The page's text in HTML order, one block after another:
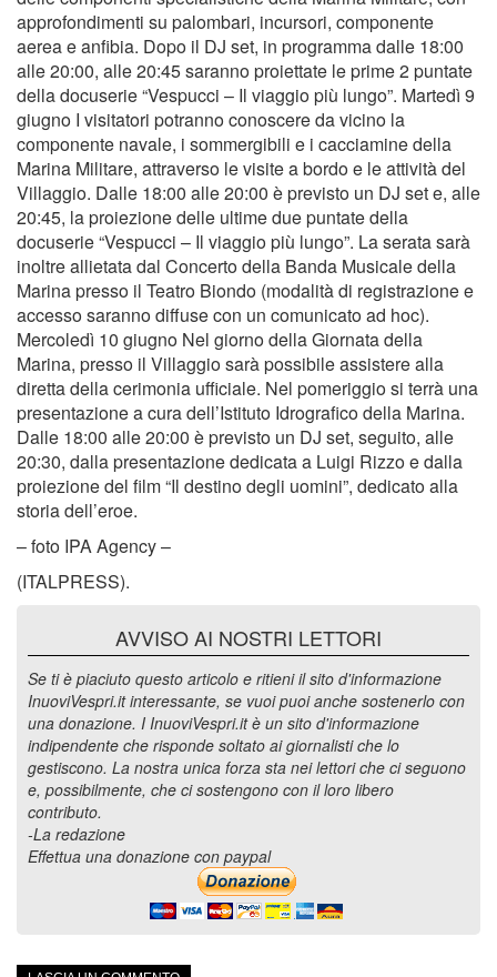
approfondimenti su palombari, incursori, componente
aerea e anfibia. Dopo il DJ set, in programma dalle 18:00
alle 20:00, alle 20:45 saranno proiettate le prime 2 puntate
della docuserie “Vespucci – Il viaggio più lungo”. Martedì 9
giugno I visitatori potranno conoscere da vicino la
componente navale, i sommergibili e i cacciamine della
Marina Militare, attraverso le visite a bordo e le attività del
Villaggio. Dalle 18:00 alle 20:00 è previsto un DJ set e, alle
20:45, la proiezione delle ultime due puntate della
docuserie “Vespucci – Il viaggio più lungo”. La serata sarà
inoltre allietata dal Concerto della Banda Musicale della
Marina presso il Teatro Biondo (modalità di registrazione e
accesso saranno diffuse con un comunicato ad hoc).
Mercoledì 10 giugno Nel giorno della Giornata della
Marina, presso il Villaggio sarà possibile assistere alla
diretta della cerimonia ufficiale. Nel pomeriggio si terrà una
presentazione a cura dell’Istituto Idrografico della Marina.
Dalle 18:00 alle 20:00 è previsto un DJ set, seguito, alle
20:30, dalla presentazione dedicata a Luigi Rizzo e dalla
proiezione del film “Il destino degli uomini”, dedicato alla
storia dell’eroe.
– foto IPA Agency –
(ITALPRESS).
AVVISO AI NOSTRI LETTORI
Se ti è piaciuto questo articolo e ritieni il sito d'informazione
InuoviVespri.it interessante, se vuoi puoi anche sostenerlo con
una donazione. I InuoviVespri.it è un sito d'informazione
indipendente che risponde soltato ai giornalisti che lo
gestiscono. La nostra unica forza sta nei lettori che ci seguono
e, possibilmente, che ci sostengono con il loro libero
contributo.
-La redazione
Effettua una donazione con paypal